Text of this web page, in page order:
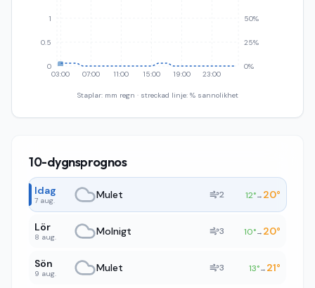
03:00 07:00 11:00 15:00 19:00 23:00
0
0.5
1
0%
25%
50%
Staplar: mm regn · streckad linje: % sannolikhet
10-dygnsprognos
Idag
7 aug. Mulet 2 12°→ 20°
Lör
8 aug. Molnigt 3 10°→ 20°
Sön
9 aug. Mulet 3 13°→ 21°